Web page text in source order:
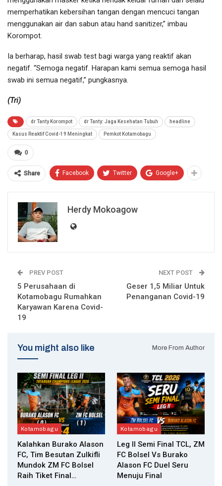
memperhatikan kebersihan tangan dengan mencuci tangan
menggunakan air dan sabun atau hand sanitizer,” imbau
Korompot.
Ia berharap, hasil swab test bagi warga yang reaktif akan
negatif. “Semoga negatif. Harapan kami semua semoga hasil
swab ini semua negatif,” pungkasnya.
(Tri)
dr Tanty Korompot dr Tanty: Jaga Kesehatan Tubuh headline
Kasus Reaktif Covid-19 Meningkat Pemkot Kotamobagu
0
Share Facebook Twitter Google+
Herdy Mokoagow
PREV POST
5 Perusahaan di
Kotamobagu Rumahkan
Karyawan Karena Covid-
19
NEXT POST
Geser 1,5 Miliar Untuk
Penanganan Covid-19
You might also like More From Author
Kotamobagu
Kalahkan Burako Alason
FC, Tim Besutan Zulkifli
Mundok ZM FC Bolsel
Raih Tiket Final…
Kotamobagu
Leg II Semi Final TCL, ZM
FC Bolsel Vs Burako
Alason FC Duel Seru
Menuju Final